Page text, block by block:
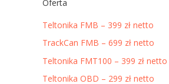
Oferta
Teltonika FMB – 399 zł netto
TrackCan FMB – 699 zł netto
Teltonika FMT100 – 399 zł netto
Teltonika OBD – 299 zł netto